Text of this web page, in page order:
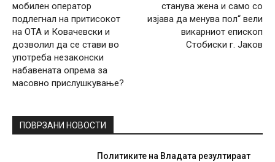
мобилен оператор
подлегнал на притисокот
на ОТА и Ковачевски и
дозволил да се стави во
употреба незаконски
набавената опрема за
масовно прислушкување?
станува жена и само со
изјава да менува пол“ вели
викарниот епископ
Стобиски г. Јаков
ПОВРЗАНИ НОВОСТИ
Политиките на Владата резултираат